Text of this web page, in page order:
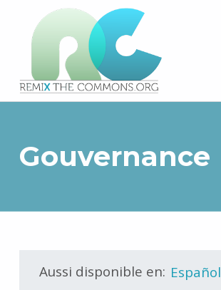
PLATEFORME MULTIMÉDIA OUVERTE ET COLLABORATIVE SUR LES COMMUNS
Gouvernance
Aussi disponible en: Español